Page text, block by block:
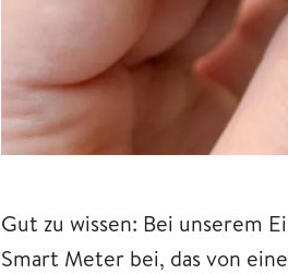
Gut zu wissen: Bei unserem
Smart Meter bei, das von